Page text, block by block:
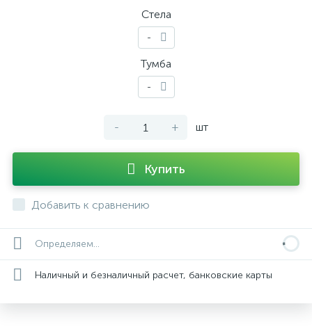
Стела
-
Тумба
-
- + шт
Купить
Добавить к сравнению
Определяем...
Наличный и безналичный расчет, банковские карты